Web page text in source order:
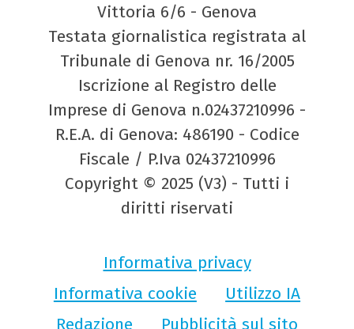
Vittoria 6/6 - Genova
Testata giornalistica registrata al
Tribunale di Genova nr. 16/2005
Iscrizione al Registro delle
Imprese di Genova n.02437210996 -
R.E.A. di Genova: 486190 - Codice
Fiscale / P.Iva 02437210996
Copyright © 2025 (V3) - Tutti i
diritti riservati
Informativa privacy
Informativa cookie
Utilizzo IA
Redazione
Pubblicità sul sito